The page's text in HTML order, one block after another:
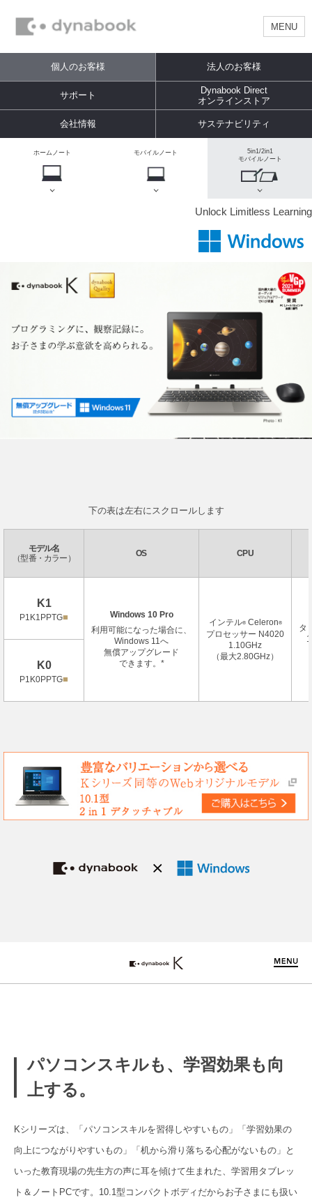
MENU
個人のお客様 法人のお客様
サポート
Dynabook Direct
オンラインストア
会社情報 サステナビリティ
ホームノート モバイルノート
5in1/2in1
モバイルノート
Unlock Limitless Learning
下の表は左右にスクロールします
モデル名
（型番・カラー）
OS CPU
K1
P1K1PPTG■
Windows 10 Pro
利用可能になった場合に、
Windows 11へ
無償アップグレード
できます。*
インテル®Celeron®
プロセッサー N4020
1.10GHz
（最大2.80GHz）
タ
K0
P1K0PPTG■
＊Windows 11へのアップグレードは 2021年下旬～ 2022年に対象となるデバイスに
提供される予定です。時期はデバイスによって異なります。機能によっては特定の
開
パソコンスキルも、学習効果も向
上する。
Kシリーズは、「パソコンスキルを習得しやすいもの」「学習効果の
向上につながりやすいもの」「机から滑り落ちる心配がないもの」と
いった教育現場の先生方の声に耳を傾けて生まれた、学習用タブレッ
ト＆ノートPCです。10.1型コンパクトボディだからお子さまにも扱い